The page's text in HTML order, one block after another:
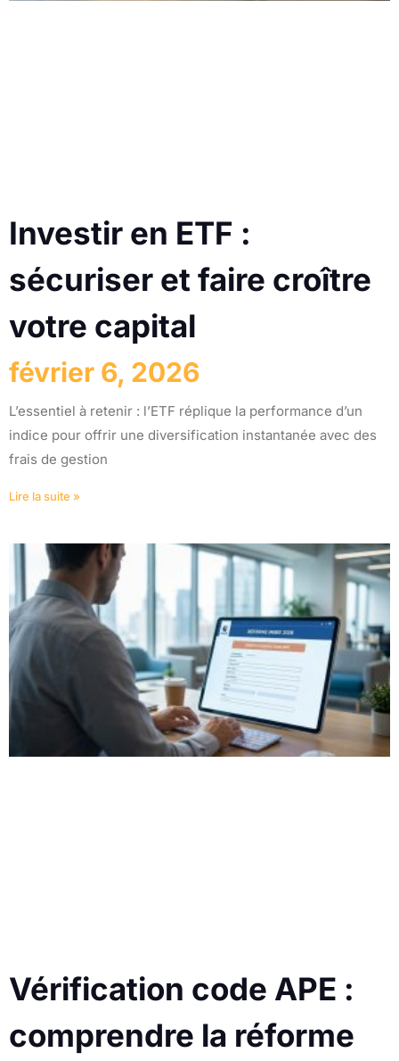
Investir en ETF :
sécuriser et faire croître
votre capital
février 6, 2026
L’essentiel à retenir : l’ETF réplique la performance d’un
indice pour offrir une diversification instantanée avec des
frais de gestion
Lire la suite »
Vérification code APE :
comprendre la réforme